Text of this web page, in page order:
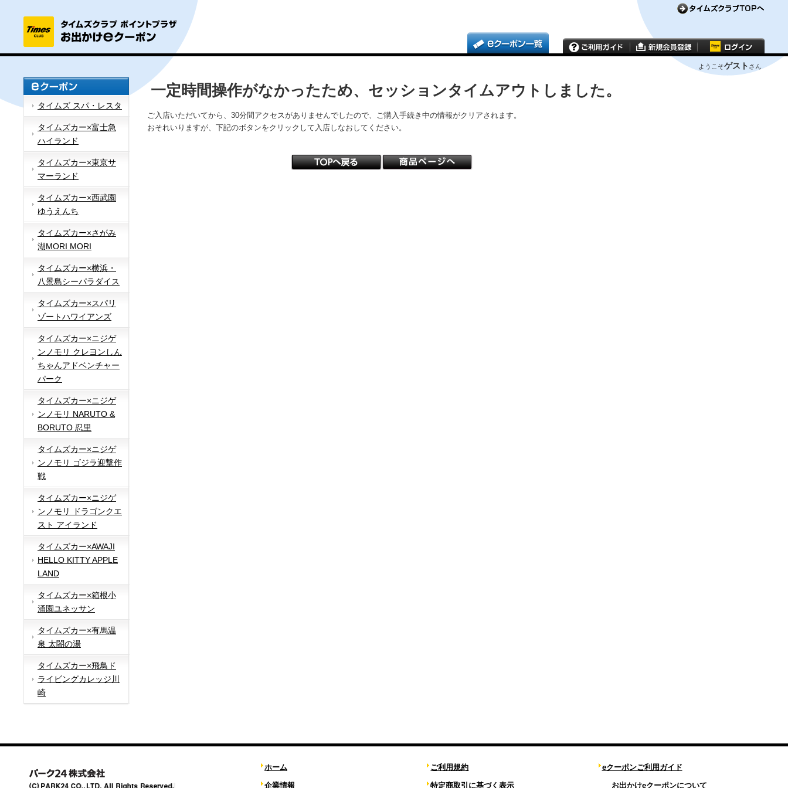
ようこそゲスト さん
タイムズ スパ・レスタ
タイムズカー×富士急
ハイランド
タイムズカー×東京サ
マーランド
タイムズカー×西武園
ゆうえんち
タイムズカー×さがみ
湖MORI MORI
タイムズカー×横浜・
八景島シーパラダイス
タイムズカー×スパリ
ゾートハワイアンズ
タイムズカー×ニジゲ
ンノモリ クレヨンしん
ちゃんアドベンチャー
パーク
タイムズカー×ニジゲ
ンノモリ NARUTO &
BORUTO 忍里
タイムズカー×ニジゲ
ンノモリ ゴジラ迎撃作
戦
タイムズカー×ニジゲ
ンノモリ ドラゴンクエ
スト アイランド
タイムズカー×AWAJI
HELLO KITTY APPLE
LAND
タイムズカー×箱根小
涌園ユネッサン
タイムズカー×有馬温
泉 太閤の湯
タイムズカー×飛鳥ド
ライビングカレッジ川
崎
一定時間操作がなかったため、セッションタイムアウトしました。
ご入店いただいてから、30分間アクセスがありませんでしたので、ご購入手続き中の情報がクリアされます。
おそれいりますが、下記のボタンをクリックして入店しなおしてください。
ホーム
企業情報
ご利用規約
特定商取引に基づく表示
eクーポンご利用ガイド
お出かけeクーポンについて